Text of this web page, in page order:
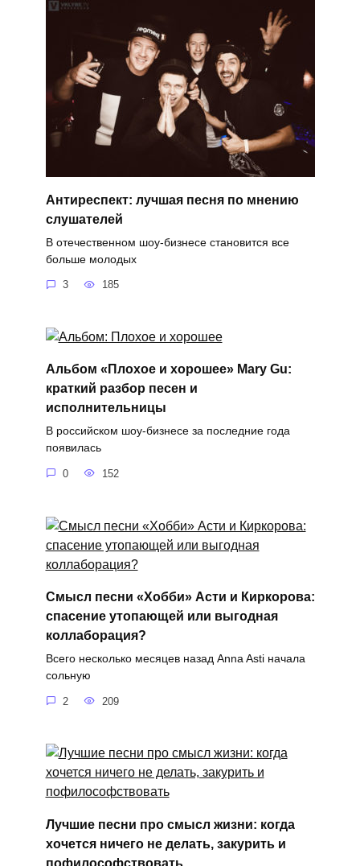
Антиреспект: лучшая песня по мнению
слушателей
В отечественном шоу-бизнесе становится все
больше молодых
3 185
Альбом «Плохое и хорошее» Mary Gu:
краткий разбор песен и
исполнительницы
В российском шоу-бизнесе за последние года
появилась
0 152
Смысл песни «Хобби» Асти и Киркорова:
спасение утопающей или выгодная
коллаборация?
Всего несколько месяцев назад Anna Asti начала
сольную
2 209
Лучшие песни про смысл жизни: когда
хочется ничего не делать, закурить и
пофилософствовать